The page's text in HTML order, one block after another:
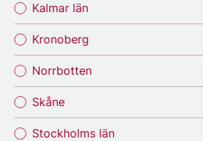
Kalmar län
Kronoberg
Norrbotten
Skåne
Stockholms län